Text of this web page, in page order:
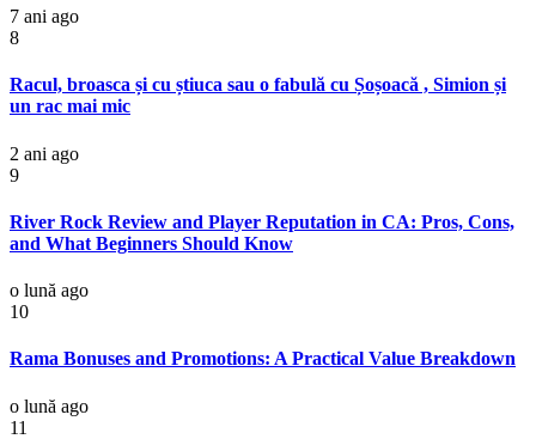
7 ani ago
8
Racul, broasca și cu știuca sau o fabulă cu Șoșoacă , Simion și
un rac mai mic
2 ani ago
9
River Rock Review and Player Reputation in CA: Pros, Cons,
and What Beginners Should Know
o lună ago
10
Rama Bonuses and Promotions: A Practical Value Breakdown
o lună ago
11